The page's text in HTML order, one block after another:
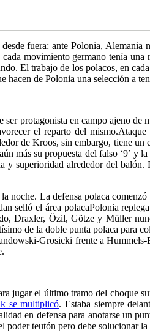
fuera: ante Polonia, Alemania
movimiento germano tenía
El trabajo de los polacos, en
de Polonia una selección a
protagonista en campo ajeno de
el reparto del mismo.Ataque
de Kroos, sin embargo, tiene
más su propuesta del falso ‘9’ y
superioridad alrededor del
La defensa polaca
selló el área polacaPolonia
Draxler, Özil, Götze y Müller
de la doble punta polaca para
Grosicki frente a
jugar el último tramo del choque
se multiplicó. Estaba siempre
en defensa para anotarse un
teutón pero debe solucionar